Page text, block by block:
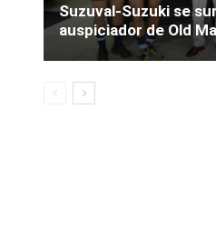
Suzuval-Suzuki se
auspiciador de Old